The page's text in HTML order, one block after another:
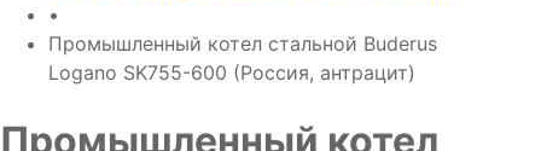
•
Промышленный котел стальной Buderus
Logano SK755-600 (Россия, антрацит)
Промышленный котел